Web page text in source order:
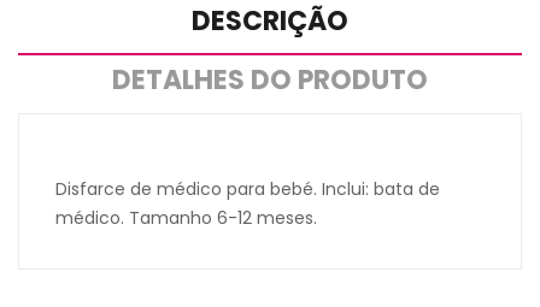
DESCRIÇÃO
DETALHES DO PRODUTO
Disfarce de médico para bebé. Inclui: bata de
médico. Tamanho 6-12 meses.